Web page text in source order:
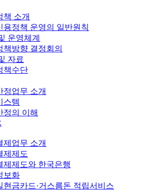
책 소개
용정책 운영의 일반원칙
운영체계
책방향 결정회의
자료
책수단
정업무 소개
스템
정의 이해
제업무 소개
제제도
제제도와 한국은행
보화
현금카드·거스름돈 적립서비스